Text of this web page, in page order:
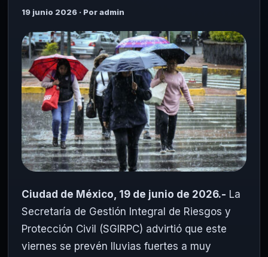
19 junio 2026 · Por admin
Ciudad de México, 19 de junio de 2026.- La
Secretaría de Gestión Integral de Riesgos y
Protección Civil (SGIRPC) advirtió que este
viernes se prevén lluvias fuertes a muy